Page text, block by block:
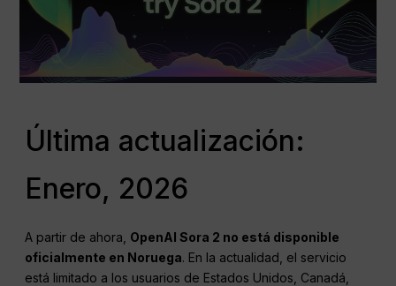
Última actualización:
Enero, 2026
A partir de ahora, OpenAI Sora 2 no está disponible
oficialmente en Noruega. En la actualidad, el servicio
está limitado a los usuarios de Estados Unidos, Canadá,